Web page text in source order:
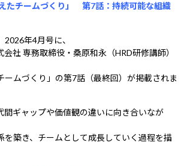
たチームづくり」 第7話：持続可能な組織
2026年4月号に、
社 専務取締役・桑原和永（HRD研修講師）
ームづくり」の第7話（最終回）が掲載されま
間ギャップや価値観の違いに向き合いなが
を築き、チームとして成長していく過程を描